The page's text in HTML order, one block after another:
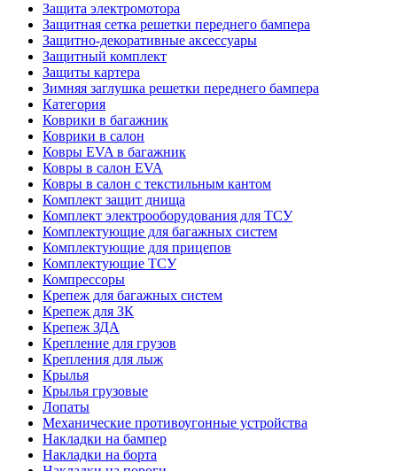
Защита электромотора
Защитная сетка решетки переднего бампера
Защитно-декоративные аксессуары
Защитный комплект
Защиты картера
Зимняя заглушка решетки переднего бампера
Категория
Коврики в багажник
Коврики в салон
Ковры EVA в багажник
Ковры в салон EVA
Ковры в салон с текстильным кантом
Комплект защит днища
Комплект электрооборудования для ТСУ
Комплектующие для багажных систем
Комплектующие для прицепов
Комплектующие ТСУ
Компрессоры
Крепеж для багажных систем
Крепеж для ЗК
Крепеж ЗДА
Крепление для грузов
Крепления для лыж
Крылья
Крылья грузовые
Лопаты
Механические противоугонные устройства
Накладки на бампер
Накладки на борта